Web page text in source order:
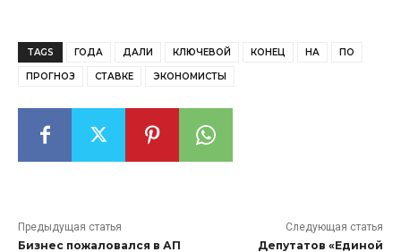
TAGS ГОДА ДАЛИ КЛЮЧЕВОЙ КОНЕЦ НА ПО
ПРОГНОЗ СТАВКЕ ЭКОНОМИСТЫ
Предыдущая статья
Бизнес пожаловался в АП
Следующая статья
Депутатов «Единой